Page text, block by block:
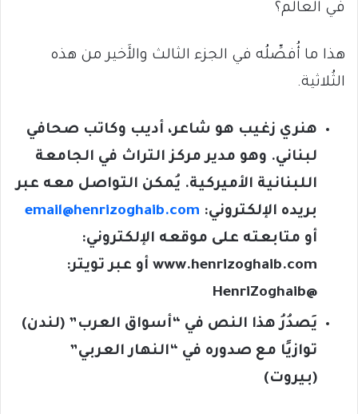
في العالم؟
هذا ما أُفصِّلُه في الجزء الثالث والأَخير من هذه
الثُلاثية.
هنري زغيب هو شاعر، أديب وكاتب صحافي
لبناني. وهو مدير مركز التراث في الجامعة
اللبنانية الأميركية. يُمكن التواصل معه عبر
بريده الإلكتروني: email@henrizoghaib.com
أو متابعته على موقعه الإلكتروني:
www.henrizoghaib.com أو عبر تويتر:
@
HenriZoghaib
يَصدُرُ هذا النص في “أسواق العرب” (لندن)
توازيًا مع صدوره في “النهار العربي”
(بيروت)